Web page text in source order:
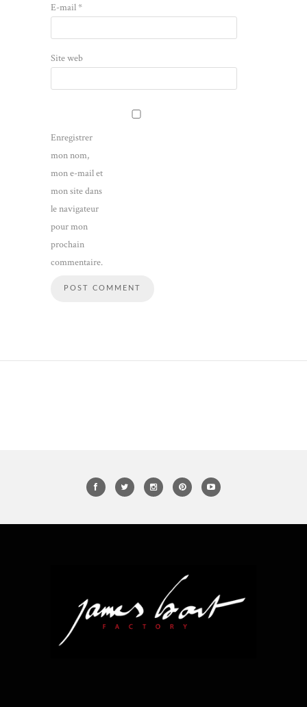
E-mail*
Site web
Enregistrer
mon nom,
mon e-mail et
mon site dans
le navigateur
pour mon
prochain
commentaire.